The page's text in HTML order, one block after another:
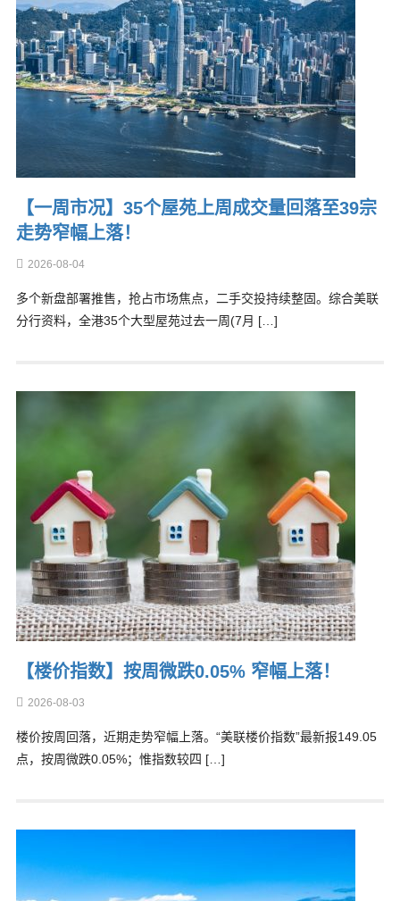
【一周市况】35个屋苑上周成交量回落至39宗
走势窄幅上落！
2026-08-04
多个新盘部署推售，抢占市场焦点，二手交投持续整固。综合美联
分行资料，全港35个大型屋苑过去一周(7月 […]
【楼价指数】按周微跌0.05% 窄幅上落！
2026-08-03
楼价按周回落，近期走势窄幅上落。“美联楼价指数”最新报149.05
点，按周微跌0.05%；惟指数较四 […]